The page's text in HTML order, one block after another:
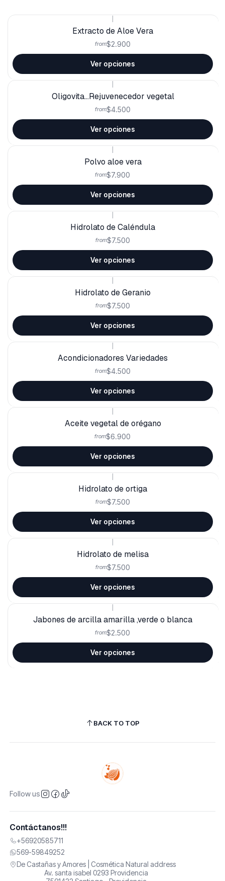
Extracto de Aloe Vera
from$2.900
Ver opciones
Oligovita...Rejuvenecedor vegetal
from$4.500
Ver opciones
Polvo aloe vera
from$7.900
Ver opciones
Hidrolato de Caléndula
from$7.500
Ver opciones
Hidrolato de Geranio
from$7.500
Ver opciones
Acondicionadores Variedades
from$4.500
Ver opciones
Aceite vegetal de orégano
from$6.900
Ver opciones
Hidrolato de ortiga
from$7.500
Ver opciones
Hidrolato de melisa
from$7.500
Ver opciones
Jabones de arcilla amarilla ,verde o blanca
from$2.500
Ver opciones
BACK TO TOP
Follow us
Contáctanos!!!
+56920585711
569-59849252
De Castañas y Amores | Cosmética Natural address
Av. santa isabel 0293 Providencia